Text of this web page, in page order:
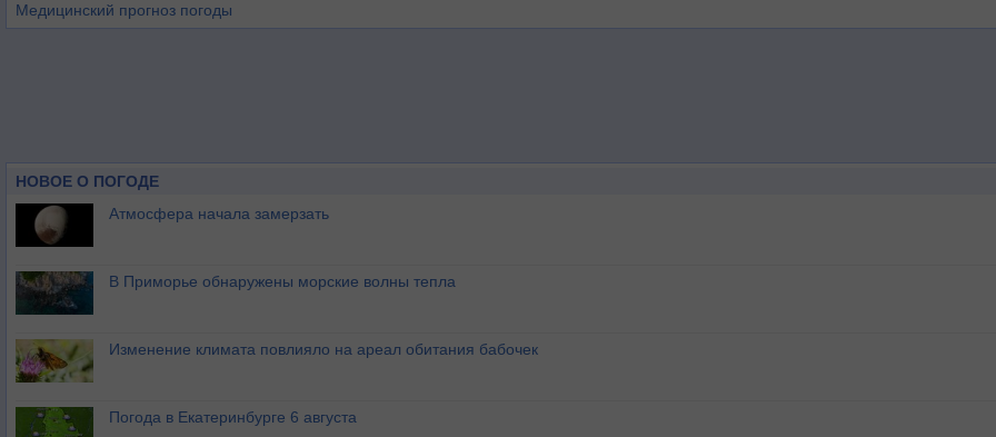
Медицинский прогноз погоды
НОВОЕ О ПОГОДЕ
Атмосфера начала замерзать
В Приморье обнаружены морские волны тепла
Изменение климата повлияло на ареал обитания бабочек
Погода в Екатеринбурге 6 августа